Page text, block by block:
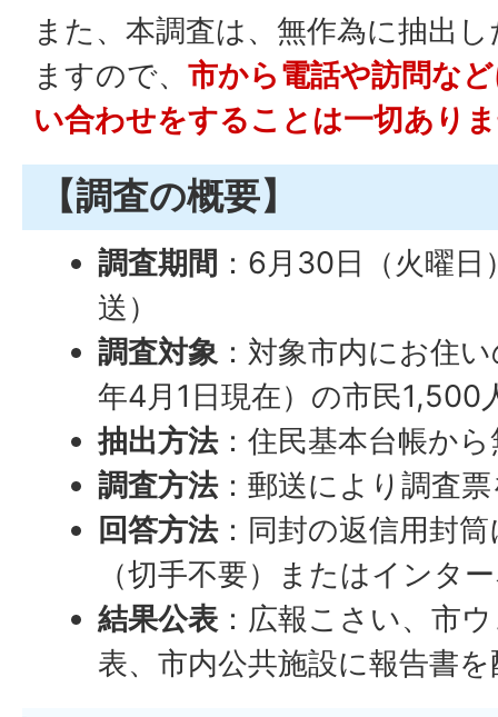
また、本調査は、無作為に抽出
ますので、 市から電話や訪問な
い合わせをすることは一切あり
【調査の概要】
調査期間 ：6月30日（火曜
送）
調査対象：対象市内にお住
年4月1日現在）の市民1,500
抽出方法：住民基本台帳か
調査方法：郵送により調査
回答方法：同封の返信用封
（切手不要）またはインタ
結果公表 ：広報こさい、市
表、市内公共施設に報告書を